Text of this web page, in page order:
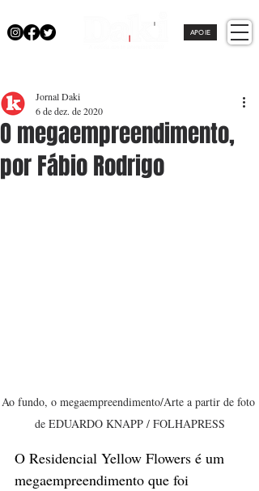
APOIE
O megaempreendimento,
por Fábio Rodrigo
Jornal Daki
6 de dez. de 2020
Ao fundo, o megaempreendimento/Arte a partir de foto
de EDUARDO KNAPP / FOLHAPRESS
O Residencial Yellow Flowers é um
megaempreendimento que foi